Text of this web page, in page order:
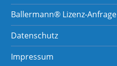
Ballermann® Lizenz-Anfrage
Datenschutz
Impressum